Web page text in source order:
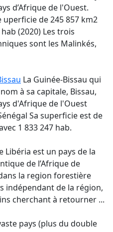
d’Afrique de l'Ouest.
uperficie de 245 857 km2
(2020) Les trois
sont les Malinkés,
La Guinée-Bissau qui
à sa capitale, Bissau,
d'Afrique de l'Ouest
Sa superficie est de
1 833 247 hab.
Libéria est un pays de la
de l’Afrique de
la region forestière
indépendant de la région,
cherchant à retourner ...
pays (plus du double